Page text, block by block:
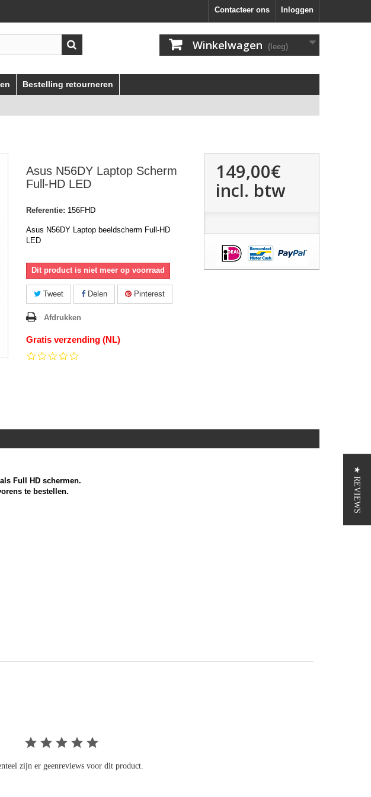
Inloggen
Contacteer ons
Winkelwagen (leeg)
Bestelling retourneren
Asus N56DY Laptop Scherm
Full-HD LED
Referentie: 156FHD
Asus N56DY Laptop beeldscherm Full-HD
LED
Dit product is niet meer op voorraad
Tweet Delen Pinterest
Afdrukken
Gratis verzending (NL)
149,00€
incl. btw
Full HD schermen.
te bestellen.
zijn er geenreviews voor dit product.
★ REVIEWS